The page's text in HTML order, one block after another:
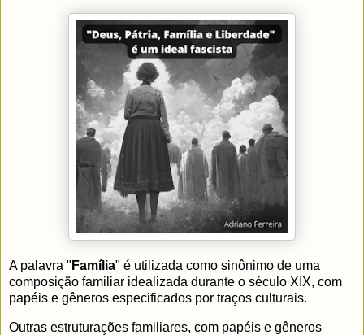
A palavra " Família" é utilizada como sinônimo de uma
composição familiar idealizada durante o século XIX, com
papéis e gêneros especificados por traços culturais.
Outras estruturações familiares, com papéis e gêneros